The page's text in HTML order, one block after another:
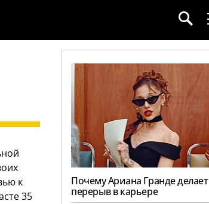
к
35
Почему Ариана Гранде делает
перерыв в карьере